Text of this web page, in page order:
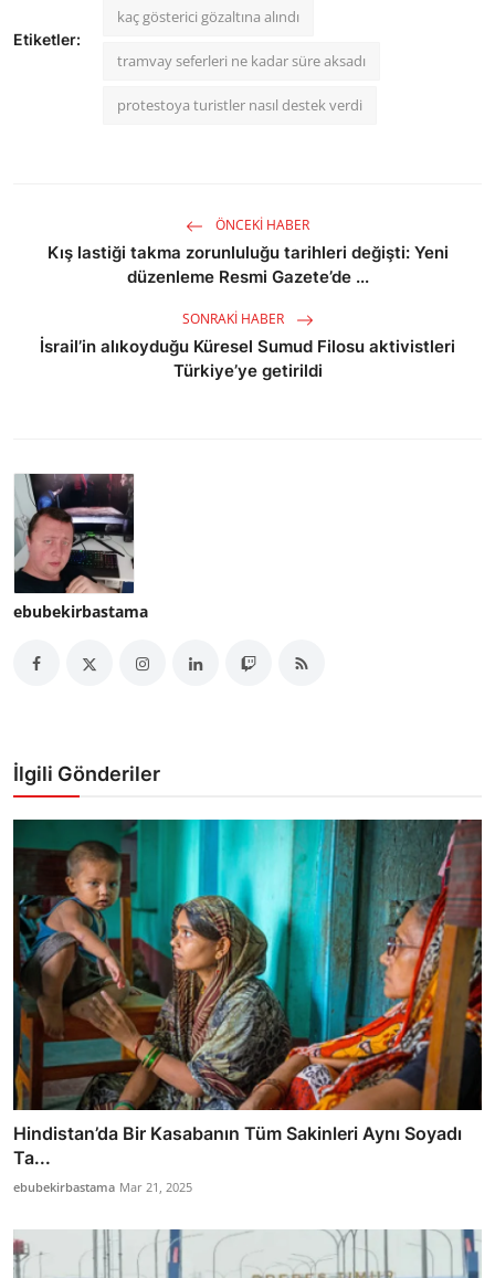
Etiketler:
kaç gösterici gözaltına alındı
tramvay seferleri ne kadar süre aksadı
protestoya turistler nasıl destek verdi
ÖNCEKI HABER
Kış lastiği takma zorunluluğu tarihleri değişti: Yeni
düzenleme Resmi Gazete’de ...
SONRAKI HABER
İsrail’in alıkoyduğu Küresel Sumud Filosu aktivistleri
Türkiye’ye getirildi
ebubekirbastama
İlgili Gönderiler
Hindistan’da Bir Kasabanın Tüm Sakinleri Aynı Soyadı
Ta...
ebubekirbastama Mar 21, 2025